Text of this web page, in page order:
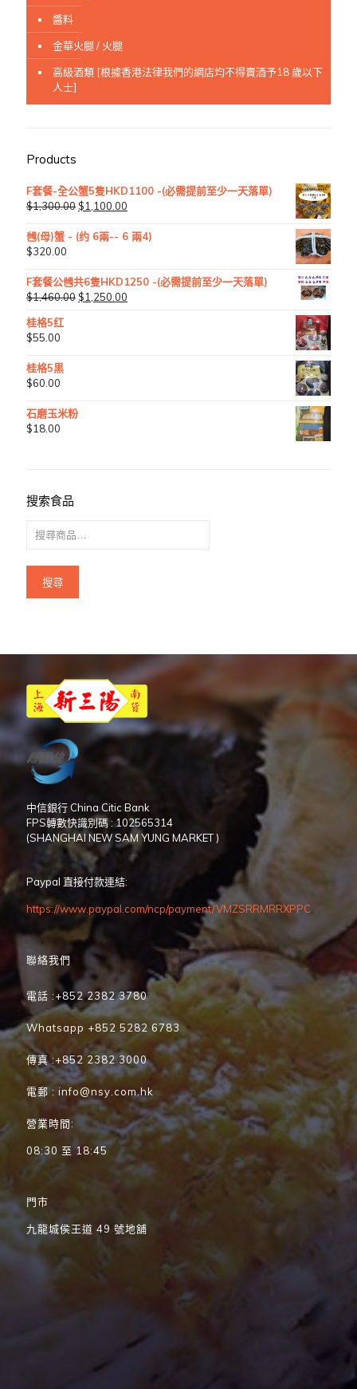
醬料
金華火腿 / 火腿
高級酒類 [根據香港法律我們的網店均不得賣酒予18 歲以下
人士]
Products
F套餐-全公蟹5隻HKD1100 -(必需提前至少一天落單)
$1,300.00$1,100.00
乸(母)蟹 - (约 6兩-- 6 兩4)
$320.00
F套餐公乸共6隻HKD1250 -(必需提前至少一天落單)
$1,460.00$1,250.00
桂格5红
$55.00
桂格5黒
$60.00
石磨玉米粉
$18.00
搜索食品
搜尋
中信銀行 China Citic Bank
FPS轉數快識別碼 : 102565314
(SHANGHAI NEW SAM YUNG MARKET )
Paypal 直接付款連結:
https://www.paypal.com/ncp/payment/VMZSRRMRRXPPC
聯絡我們
電話 :+852 2382 3780
Whatsapp +852 5282 6783
傳真 :+852 2382 3000
電郵 : info@nsy.com.hk
營業時間:
08:30 至 18:45
門市
九龍城侯王道 49 號地舖